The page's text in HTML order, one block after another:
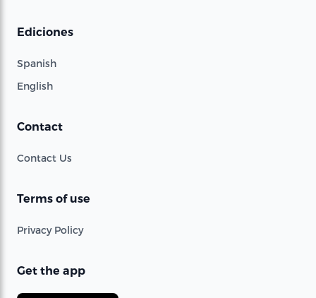
Ediciones
Spanish
English
Contact
Contact Us
Terms of use
Privacy Policy
Get the app